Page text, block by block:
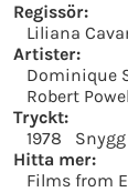
Regissör:
Liliana
Artister:
Dominique
Robert
Tryckt:
1978
Hitta mer:
Films from